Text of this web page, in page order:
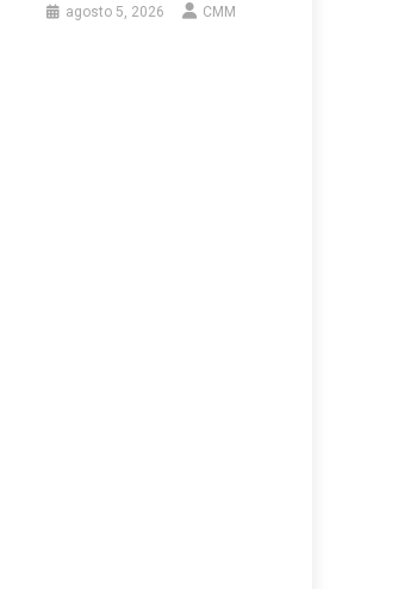
agosto 5, 2026 CMM